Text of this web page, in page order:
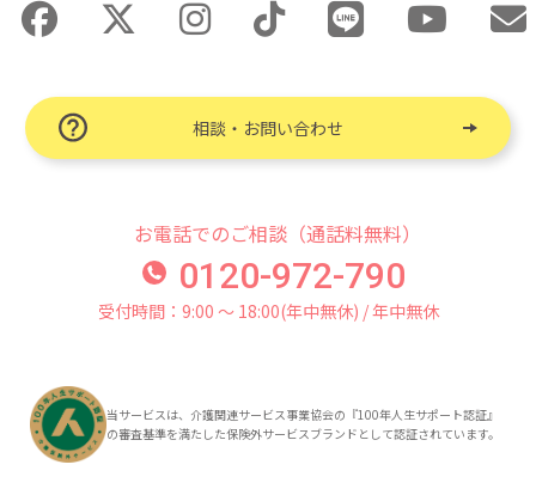
相談・お問い合わせ
お電話でのご相談（通話料無料）
0120-972-790
受付時間：9:00 〜 18:00(年中無休) / 年中無休
当サービスは、介護関連サービス事業協会の『100年人生サポート認証』
の審査基準を満たした保険外サービスブランドとして認証されています。